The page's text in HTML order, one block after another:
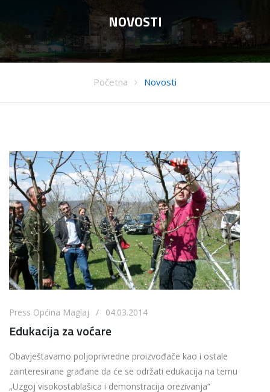
NOVOSTI
Početna Novosti
Press Općina Maglaj / 04.03.2014
Edukacija za voćare
Obavještavamo poljoprivredne proizvođače kao i ostale
zainteresirane građane da će se održati edukacija na temu
„Uzgoj visokostablašica i demonstracija orezivanja“